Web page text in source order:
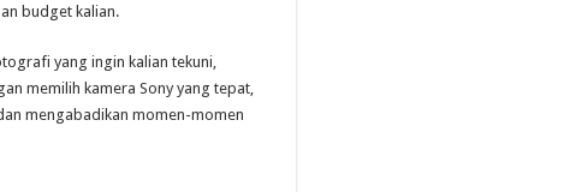
budget kalian.
yang ingin kalian tekuni,
memilih kamera Sony yang tepat,
mengabadikan momen-momen